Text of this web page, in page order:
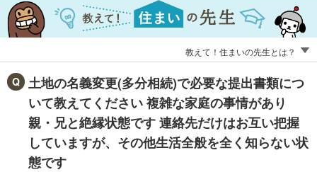
教えて！住まいの先生とは？
土地の名義変更(多分相続)で必要な提出書類につ
いて教えてください 複雑な家庭の事情があり
親・兄と絶縁状態です 連絡先だけはお互い把握
していますが、その他生活全般を全く知らない状
態です